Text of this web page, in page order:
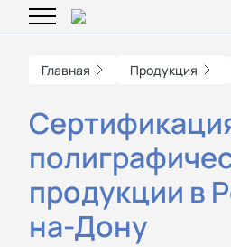
Главная Продукция
продукции в
на-Дону